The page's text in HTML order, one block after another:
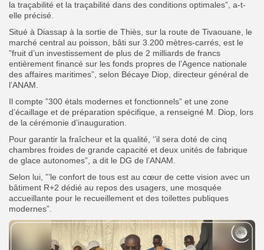
la traçabilité et la traçabilité dans des conditions optimales”, a-t-
elle précisé.
Situé à Diassap à la sortie de Thiès, sur la route de Tivaouane, le
marché central au poisson, bâti sur 3.200 mètres-carrés, est le
”fruit d’un investissement de plus de 2 milliards de francs
entièrement financé sur les fonds propres de l’Agence nationale
des affaires maritimes”, selon Bécaye Diop, directeur général de
l’ANAM.
Il compte ”300 étals modernes et fonctionnels” et une zone
d’écaillage et de préparation spécifique, a renseigné M. Diop, lors
de la cérémonie d’inauguration.
Pour garantir la fraîcheur et la qualité, ‘’il sera doté de cinq
chambres froides de grande capacité et deux unités de fabrique
de glace autonomes”, a dit le DG de l’ANAM.
Selon lui, ”’le confort de tous est au cœur de cette vision avec un
bâtiment R+2 dédié au repos des usagers, une mosquée
accueillante pour le recueillement et des toilettes publiques
modernes”.